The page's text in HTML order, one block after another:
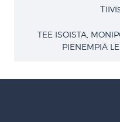
TEE ISOISTA, MONIPOLVISISTA UUTISAIHEISTA
PIENEMPIÄ